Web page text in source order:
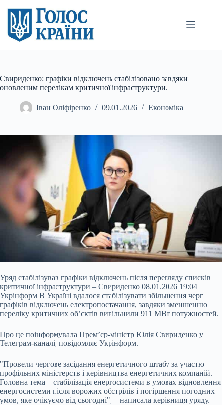
вмісту
Свириденко: графіки відключень стабілізовано завдяки
оновленим перелікам критичної інфраструктури.
Іван Оліфіренко 09.01.2026 Економіка
Уряд стабілізував графіки відключень після перегляду списків
критичної інфраструктури – Свириденко 08.01.2026 19:04
Укрінформ В Україні вдалося стабілізувати збільшення черг
графіків відключень електропостачання, завдяки зменшенню
переліку критичних об’єктів вивільнили 911 МВт потужностей.
Про це поінформувала Прем’єр-міністр Юлія Свириденко у
Телеграм-каналі, повідомляє Укрінформ.
"Провели чергове засідання енергетичного штабу за участю
профільних міністерств і керівництва енергетичних компаній.
Головна тема – стабілізація енергосистеми в умовах відновлення
енергосистеми після ворожих обстрілів і погіршення погодних
умов, яке очікуємо від сьогодні", – написала керівниця уряду.